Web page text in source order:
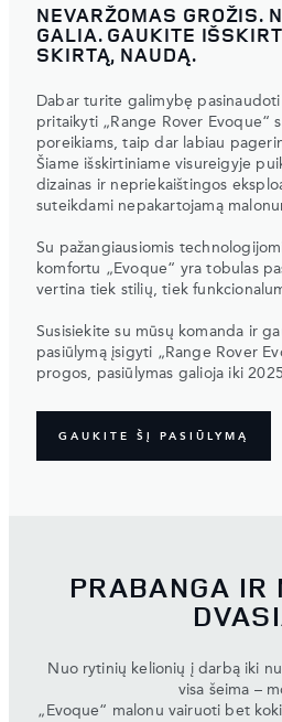
NEVARŽOMAS GROŽIS.
GALIA. GAUKITE
SKIRTĄ, NAUDĄ.
Dabar turite galimybę
pritaikyti „Range Rover Evoque“
poreikiams, taip dar labiau
Šiame išskirtiniame visureigyje
dizainas ir nepriekaištingos
suteikdami nepakartojamą
Su pažangiausiomis
komfortu „Evoque“ yra tobulas
vertina tiek stilių, tiek
Susisiekite su mūsų komanda ir
pasiūlymą įsigyti „Range Rover
progos, pasiūlymas galioja iki
GAUKITE ŠĮ PASIŪLYMĄ
PRABANGA IR
Nuo rytinių kelionių į darbą iki
visa šeima –
„Evoque“ malonu vairuoti bet